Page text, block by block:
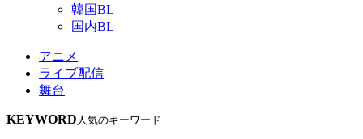
韓国BL
国内BL
アニメ
ライブ配信
舞台
KEYWORD 人気のキーワード